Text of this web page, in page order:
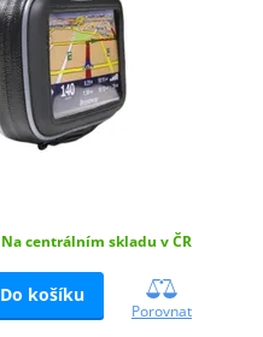
Na centrálním skladu v ČR
Do košíku
Porovnat